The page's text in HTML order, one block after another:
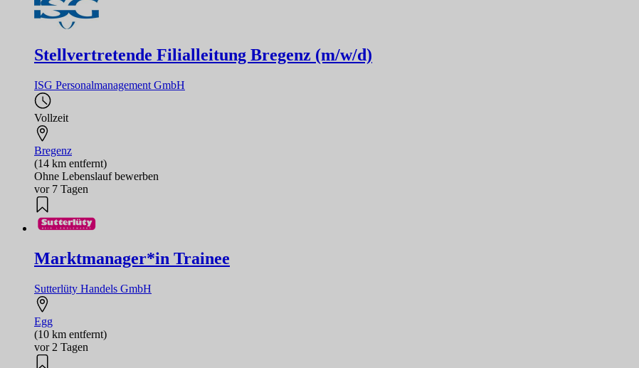
Stellvertretende Filialleitung Bregenz (m/w/d)
ISG Personalmanagement GmbH
Vollzeit
Bregenz
(14 km entfernt)
Ohne Lebenslauf bewerben
vor 7 Tagen
Marktmanager*in Trainee
Sutterlüty Handels GmbH
Egg
(10 km entfernt)
vor 2 Tagen